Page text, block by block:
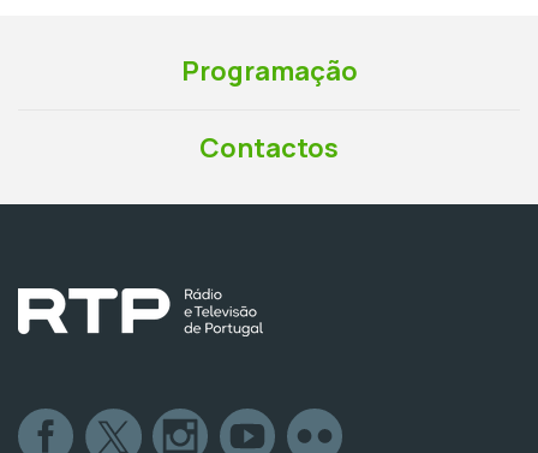
Programação
Contactos